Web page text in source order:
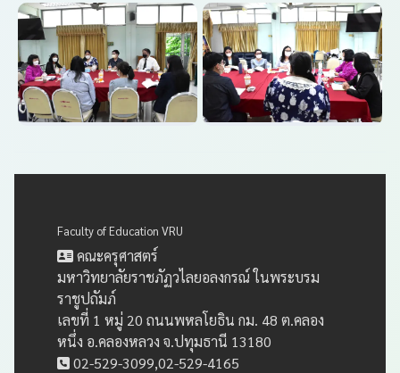
Faculty of Education VRU
คณะครุศาสตร์
มหาวิทยาลัยราชภัฏวไลยอลงกรณ์ ในพระบรม
ราชูปถัมภ์
เลขที่ 1 หมู่ 20 ถนนพหลโยธิน กม. 48 ต.คลอง
หนึ่ง อ.คลองหลวง จ.ปทุมธานี 13180
02-529-3099,02-529-4165